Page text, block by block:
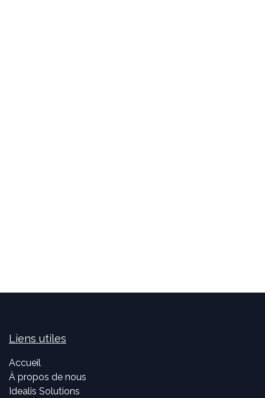
Liens utiles
Accueil
À propos de nous
Idealis Solutions